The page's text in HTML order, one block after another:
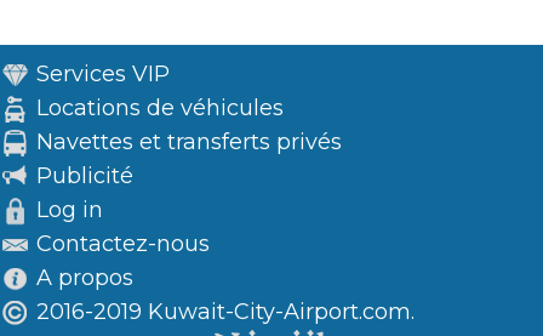
Services VIP
Locations de véhicules
Navettes et transferts privés
Publicité
Log in
Contactez-nous
A propos
2016-2019 Kuwait-City-Airport.com.